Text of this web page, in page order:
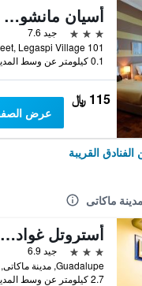
أسيان مانشون إل
3 نجوم
جيد 7.6
0.1 كيلومتر عن وسط المدينة
115 ﷼
عرض
القريبة
ماكاتى
أستروتل غوادالوبي
3 نجوم
جيد 6.9
2.7 كيلومتر عن وسط المدينة